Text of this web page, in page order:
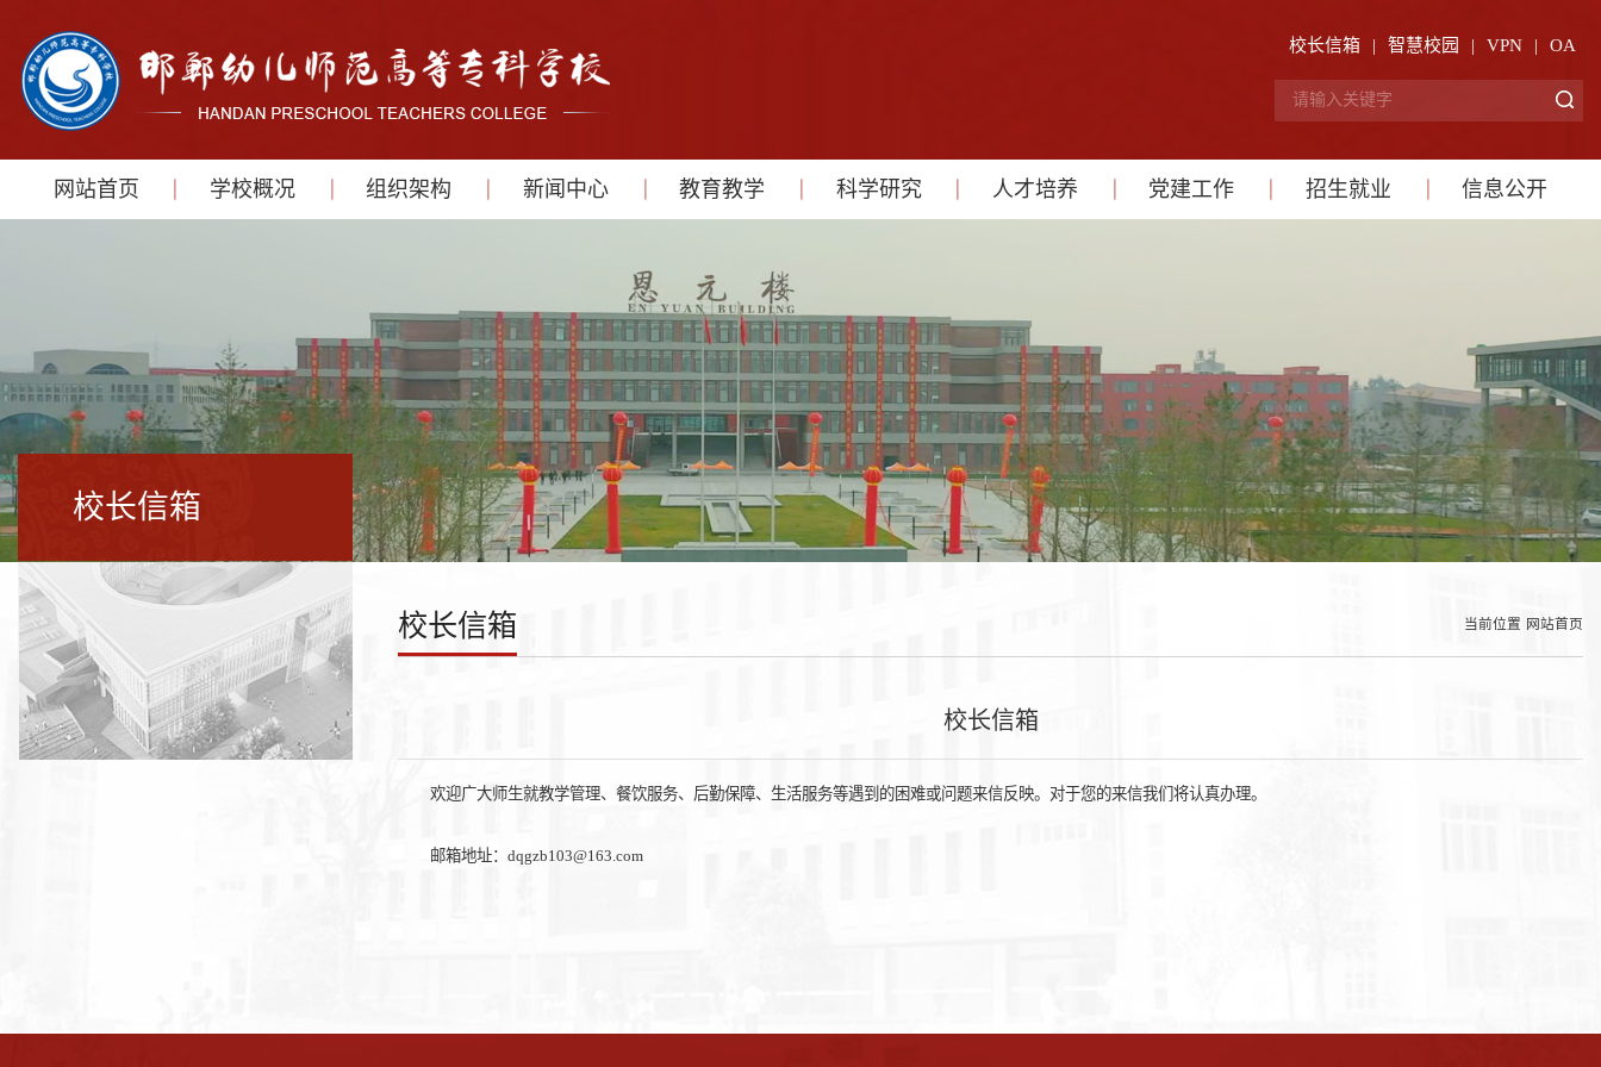
校长信箱 | 智慧校园 | VPN | OA
网站首页 学校概况 组织架构 新闻中心 教育教学 科学研究 人才培养 党建工作 招生就业 信息公开
校长信箱
校长信箱 当前位置 网站首页
校长信箱
欢迎广大师生就教学管理、餐饮服务、后勤保障、生活服务等遇到的困难或问题来信反映。对于您的来信我们将认真办理。
邮箱地址：dqgzb103@163.com